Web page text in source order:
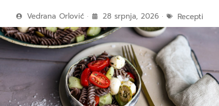
Vedrana Orlović 28 srpnja, 2026 Recepti